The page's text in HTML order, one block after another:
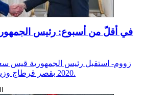
في أقلّ من أسبوع: رئيس
2020 بقصر قرطاج وزير الداخلية هشام الفوراتي.